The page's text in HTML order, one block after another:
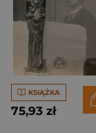
KSIĄŻKA
75,93 zł